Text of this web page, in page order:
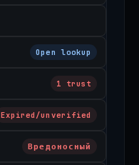
Open lookup
1 trust
Expired/unverified
Вредоносный